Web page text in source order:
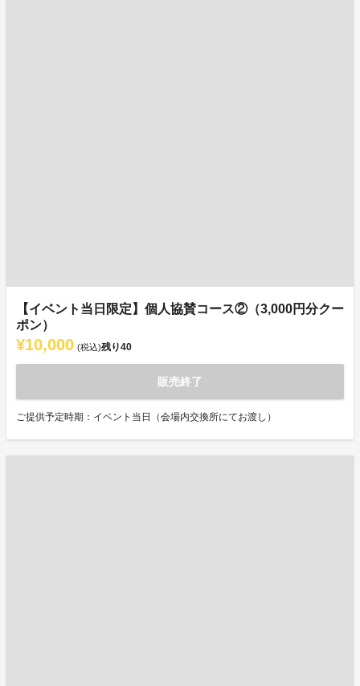
【イベント当日限定】個人協賛コース②（3,000円分クー
ポン）
¥10,000 (税込)残り40
販売終了
ご提供予定時期：イベント当日（会場内交換所にてお渡し）